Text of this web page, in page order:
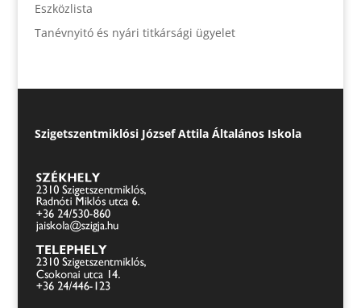
Eszközlista
Tanévnyitó és nyári titkársági ügyelet
Szigetszentmiklósi József Attila Általános Iskola